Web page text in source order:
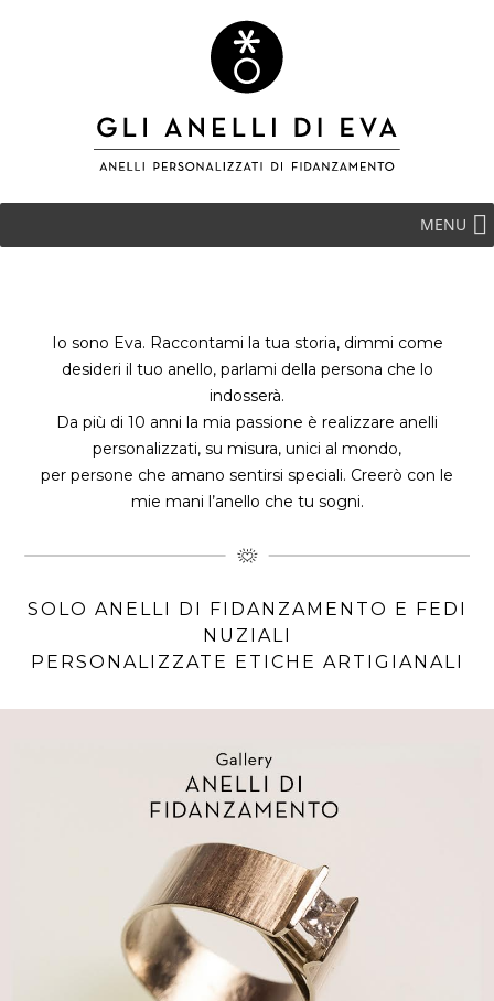
MENU
Io sono Eva. Raccontami la tua storia, dimmi come
desideri il tuo anello, parlami della persona che lo
indosserà.
Da più di 10 anni la mia passione è realizzare anelli
personalizzati, su misura, unici al mondo,
per persone che amano sentirsi speciali. Creerò con le
mie mani l’anello che tu sogni.
SOLO ANELLI DI FIDANZAMENTO E FEDI
NUZIALI
PERSONALIZZATE ETICHE ARTIGIANALI